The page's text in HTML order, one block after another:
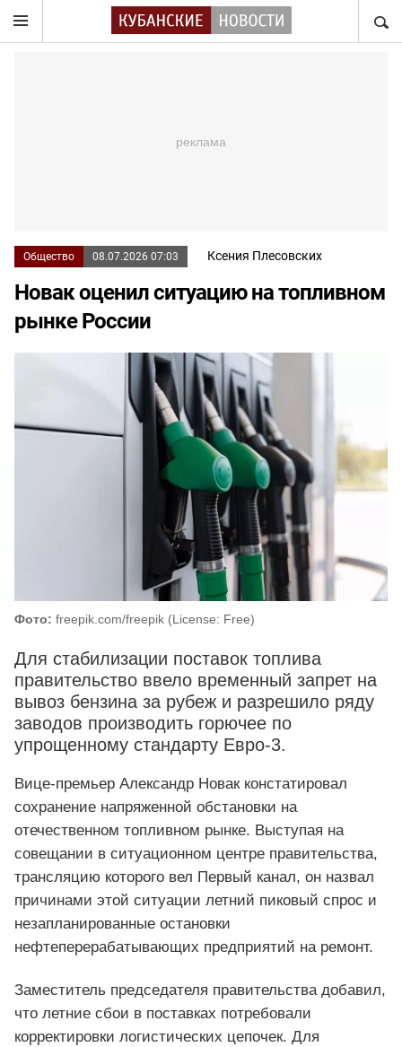
Общество 08.07.2026 07:03 Ксения Плесовских
Новак оценил ситуацию на топливном
рынке России
Фото: freepik.com/freepik (License: Free)
Для стабилизации поставок топлива
правительство ввело временный запрет на
вывоз бензина за рубеж и разрешило ряду
заводов производить горючее по
упрощенному стандарту Евро-3.
Вице-премьер Александр Новак констатировал
сохранение напряженной обстановки на
отечественном топливном рынке. Выступая на
совещании в ситуационном центре правительства,
трансляцию которого вел Первый канал, он назвал
причинами этой ситуации летний пиковый спрос и
незапланированные остановки
нефтеперерабатывающих предприятий на ремонт.
Заместитель председателя правительства добавил,
что летние сбои в поставках потребовали
корректировки логистических цепочек. Для